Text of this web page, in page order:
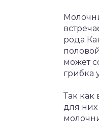
рода
может
грибка
Так как
для